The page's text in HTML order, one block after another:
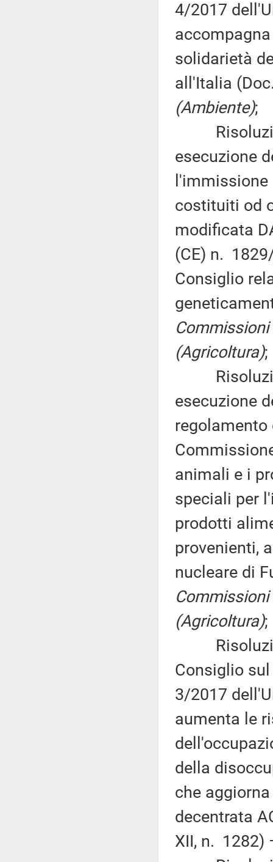
4/2017
solidarietà
all'Italia
(Ambiente);
esecuzione
costituiti od
modificata
(CE) n.
Consiglio
(Agricoltura);
esecuzione
regolamento
animali e i
speciali per
prodotti
provenienti,
nucleare di
(Agricoltura);
Consiglio
3/2017
aumenta le
della
che
decentrata
XII, n.